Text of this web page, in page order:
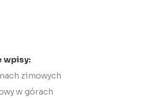
wpisy:
zimowych
w górach